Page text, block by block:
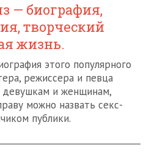
— биография,
творческий
жизнь.
этого популярного
режиссера и певца
девушкам и женщинам,
можно назвать секс-
публики.